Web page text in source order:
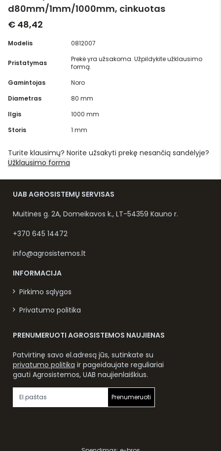
d80mm/1mm/1000mm, cinkuotas
€ 48,42
Modelis 0812007
Pristatymas
Prekė yra užsakoma. Užpildykite užklausimo
formą.
Gamintojas
Noro
Diametras
80 mm
Ilgis
1000 mm
Storis
1 mm
Turite klausimų? Norite užsakyti prekę nesančią sandėlyje?
Užklausimo forma
UAB AGROSISTEMŲ SERVISAS
Muitinės g. 2A, Domeikavos k., LT-54359 Kauno r.
+370 645 14472
info@agrosistemos.lt
INFORMACIJA
Pirkimo sąlygos
Privatumo politika
PRENUMERUOTI AGROSISTEMOS NAUJIENAS
Patvirtinę savo el.adresą jūs, sutinkate su
privatumo politika ir pageidaujate reguliariai
gauti Agrosistemos, UAB naujienlaiškius.
Prenumeruoti